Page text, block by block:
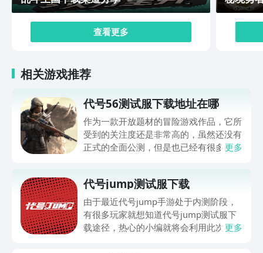
查看更多
相关游戏推荐
代号56测试服下载地址在哪
作为一款开放题材的冒险游戏作品，它所
受到的关注度还是非常高的，虽然还没有
正式的全面公测，但是也已经有很多的朋
编建议大家可去通过九游来进行先行预
约，这样在游戏开放测试和公测以后，自
己就能第一时间掌握到具体的消息了。
更多
代号jump测试服下载
由于最近代号jump手游处于内测阶段，
有很多玩家就想知道代号jump测试服下
载途径，热心的小编就将会利用此次机会
更多